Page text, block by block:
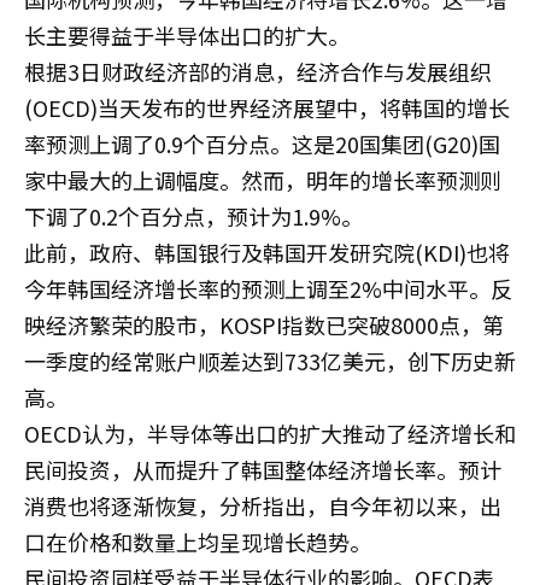
长主要得益于半导体出口的扩大。
根据3日财政经济部的消息，经济合作与发展组织
(OECD)当天发布的世界经济展望中，将韩国的增长
率预测上调了0.9个百分点。这是20国集团(G20)国
家中最大的上调幅度。然而，明年的增长率预测则
下调了0.2个百分点，预计为1.9%。
此前，政府、韩国银行及韩国开发研究院(KDI)也将
今年韩国经济增长率的预测上调至2%中间水平。反
映经济繁荣的股市，KOSPI指数已突破8000点，第
一季度的经常账户顺差达到733亿美元，创下历史新
高。
OECD认为，半导体等出口的扩大推动了经济增长和
民间投资，从而提升了韩国整体经济增长率。预计
消费也将逐渐恢复，分析指出，自今年初以来，出
口在价格和数量上均呈现增长趋势。
民间投资同样受益于半导体行业的影响。OECD表